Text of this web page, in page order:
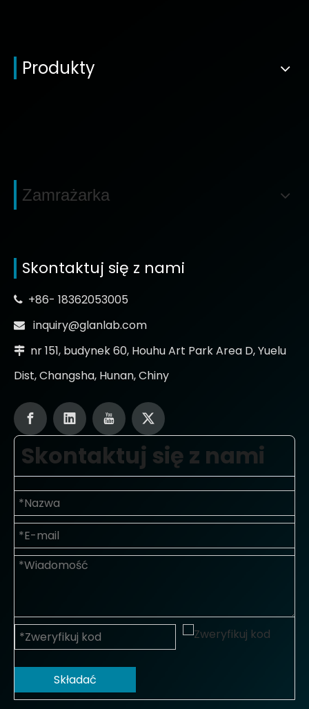
Produkty
Zamrażarka
Skontaktuj się z nami
 +86- 18362053005
 inquiry@glanlab.com
 nr 151, budynek 60, Houhu Art Park Area D, Yuelu
Dist, Changsha, Hunan, Chiny
Skontaktuj się z nami
Składać